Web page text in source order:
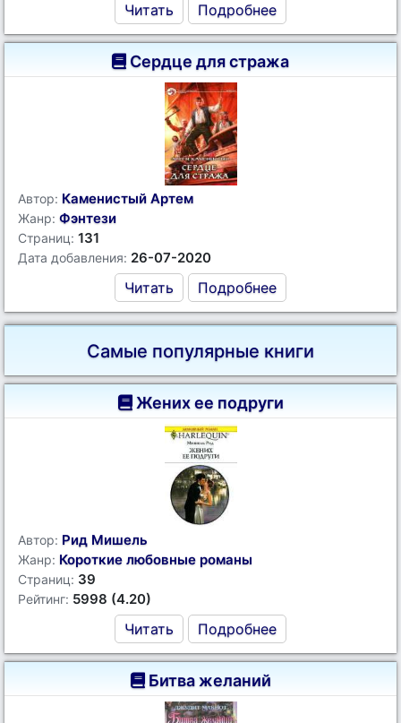
Читать Подробнее
Сердце для стража
Автор: Каменистый Артем
Жанр: Фэнтези
Страниц: 131
Дата добавления: 26-07-2020
Читать Подробнее
Самые популярные книги
Жених ее подруги
Автор: Рид Мишель
Жанр: Короткие любовные романы
Страниц: 39
Рейтинг: 5998 (4.20)
Читать Подробнее
Битва желаний